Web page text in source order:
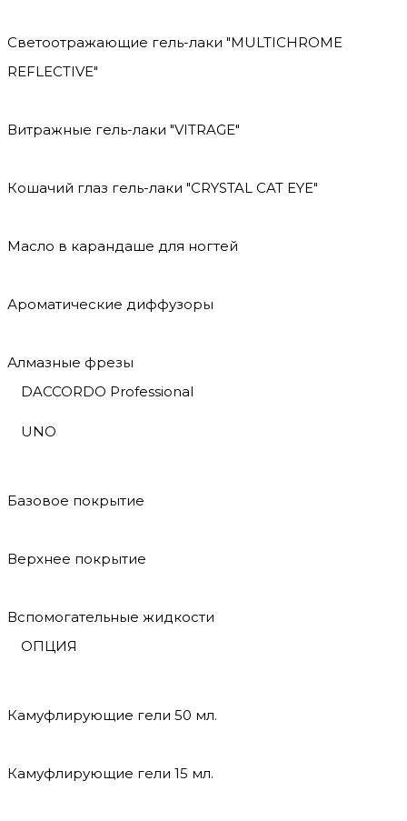
Светоотражающие гель-лаки "MULTICHROME
REFLECTIVE"
Витражные гель-лаки "VITRAGE"
Кошачий глаз гель-лаки "CRYSTAL CAT EYE"
Масло в карандаше для ногтей
Ароматические диффузоры
Алмазные фрезы
DACCORDO Professional
UNO
Базовое покрытие
Верхнее покрытие
Вспомогательные жидкости
ОПЦИЯ
Камуфлирующие гели 50 мл.
Камуфлирующие гели 15 мл.